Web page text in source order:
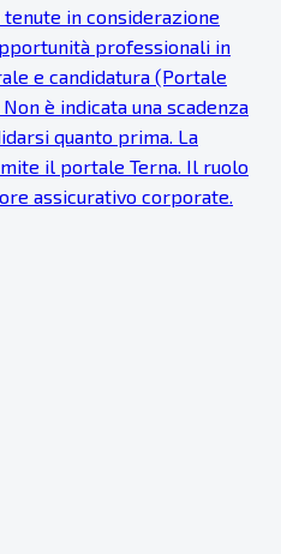
in considerazione
professionali in
e candidatura (Portale
è indicata una scadenza
quanto prima. La
il portale Terna. Il ruolo
assicurativo corporate.